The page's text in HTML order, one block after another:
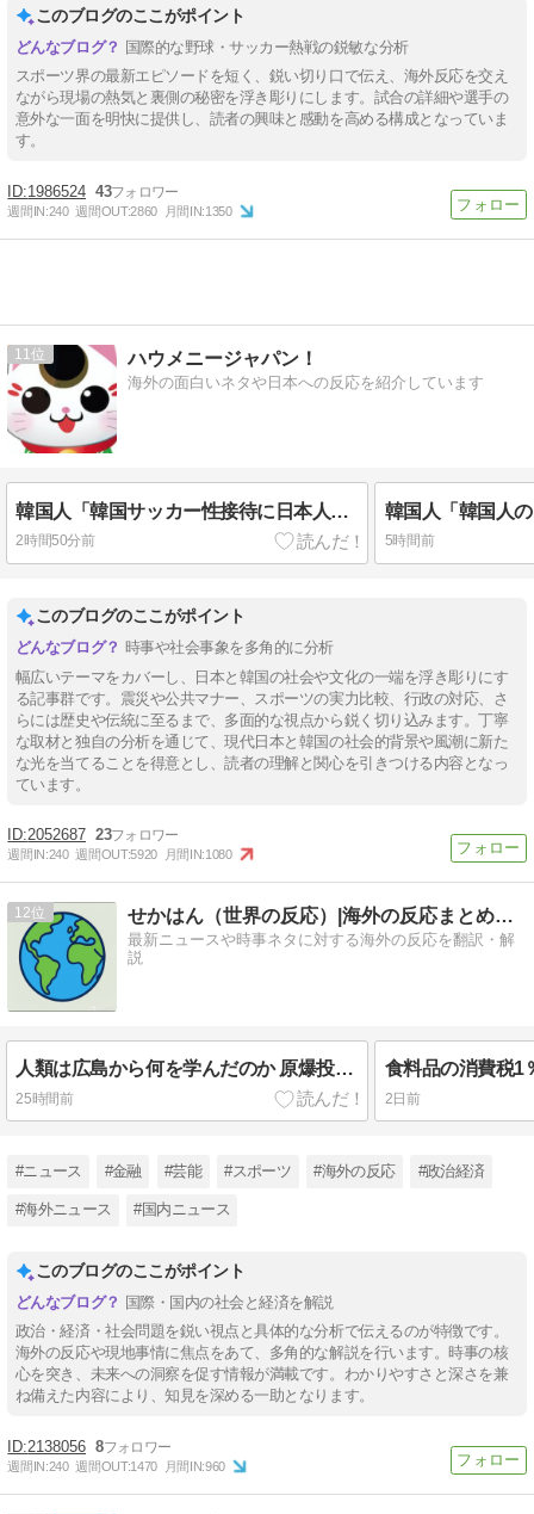
このブログのここがポイント
国際的な野球・サッカー熱戦の鋭敏な分析
スポーツ界の最新エピソードを短く、鋭い切り口で伝え、海外反応を交え
ながら現場の熱気と裏側の秘密を浮き彫りにします。試合の詳細や選手の
意外な一面を明快に提供し、読者の興味と感動を高める構成となっていま
す。
1986524 43
週間IN:240 週間OUT:2860 月間IN:1350
11 ハウメニージャパン！
海外の面白いネタや日本への反応を紹介しています
韓国人「韓国サッカー性接待に日本人審判も接待受けたみたいだよ」
2時間50分前 5時間前
このブログのここがポイント
時事や社会事象を多角的に分析
幅広いテーマをカバーし、日本と韓国の社会や文化の一端を浮き彫りにす
る記事群です。震災や公共マナー、スポーツの実力比較、行政の対応、さ
らには歴史や伝統に至るまで、多面的な視点から鋭く切り込みます。丁寧
な取材と独自の分析を通じて、現代日本と韓国の社会的背景や風潮に新た
な光を当てることを得意とし、読者の理解と関心を引きつける内容となっ
ています。
2052687 23
週間IN:240 週間OUT:5920 月間IN:1080
12 せかはん（世界の反応）|海外の反応まとめブログ
最新ニュースや時事ネタに対する海外の反応を翻訳・解
説
人類は広島から何を学んだのか 原爆投下から81年、核兵器が再び増え始めた世界【海外の反応・解説】
25時間前 2日前
#ニュース #金融 #芸能 #スポーツ #海外の反応 #政治経済
#海外ニュース #国内ニュース
このブログのここがポイント
国際・国内の社会と経済を解説
政治・経済・社会問題を鋭い視点と具体的な分析で伝えるのが特徴です。
海外の反応や現地事情に焦点をあて、多角的な解説を行います。時事の核
心を突き、未来への洞察を促す情報が満載です。わかりやすさと深さを兼
ね備えた内容により、知見を深める一助となります。
2138056 8
週間IN:240 週間OUT:1470 月間IN:960